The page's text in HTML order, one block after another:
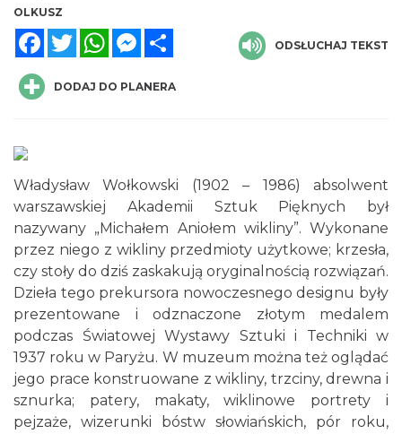
OLKUSZ
FacebookTwitterWhatsAppMessenger
ODSŁUCHAJ TEKST
DODAJ DO PLANERA
Władysław Wołkowski (1902 – 1986) absolwent
warszawskiej Akademii Sztuk Pięknych był
nazywany „Michałem Aniołem wikliny”. Wykonane
przez niego z wikliny przedmioty użytkowe; krzesła,
czy stoły do dziś zaskakują oryginalnością rozwiązań.
Dzieła tego prekursora nowoczesnego designu były
prezentowane i odznaczone złotym medalem
podczas Światowej Wystawy Sztuki i Techniki w
1937 roku w Paryżu. W muzeum można też oglądać
jego prace konstruowane z wikliny, trzciny, drewna i
sznurka; patery, makaty, wiklinowe portrety i
pejzaże, wizerunki bóstw słowiańskich, pór roku,